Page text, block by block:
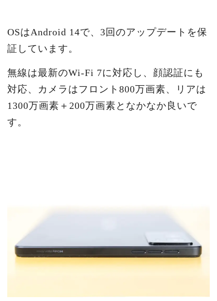
OSはAndroid 14で、3回のアップデートを保
証しています。
無線は最新のWi-Fi 7に対応し、顔認証にも
対応、カメラはフロント800万画素、リアは
1300万画素＋200万画素となかなか良いで
す。